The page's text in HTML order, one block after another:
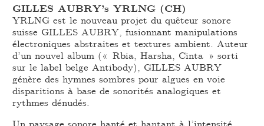
GILLES AUBRY’s YRLNG (CH)
YRLNG est le nouveau projet du quêteur sonore
suisse GILLES AUBRY, fusionnant manipulations
électroniques abstraites et textures ambient. Auteur
d’un nouvel album (« Rbia, Harsha, Cinta » sorti
sur le label belge Antibody), GILLES AUBRY
génère des hymnes sombres pour algues en voie
disparitions à base de sonorités analogiques et
rythmes dénudés.